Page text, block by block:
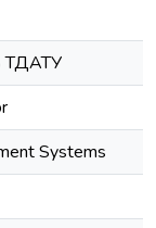
ТДАТУ
Systems